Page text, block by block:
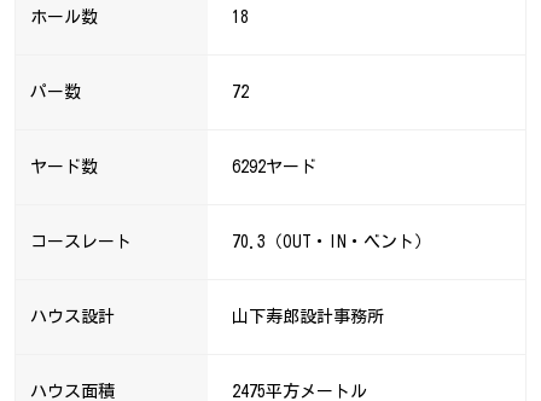
ホール数 18
パー数 72
ヤード数 6292ヤード
コースレート 70.3（OUT・IN・ベント）
ハウス設計 山下寿郎設計事務所
ハウス面積 2475平方メートル